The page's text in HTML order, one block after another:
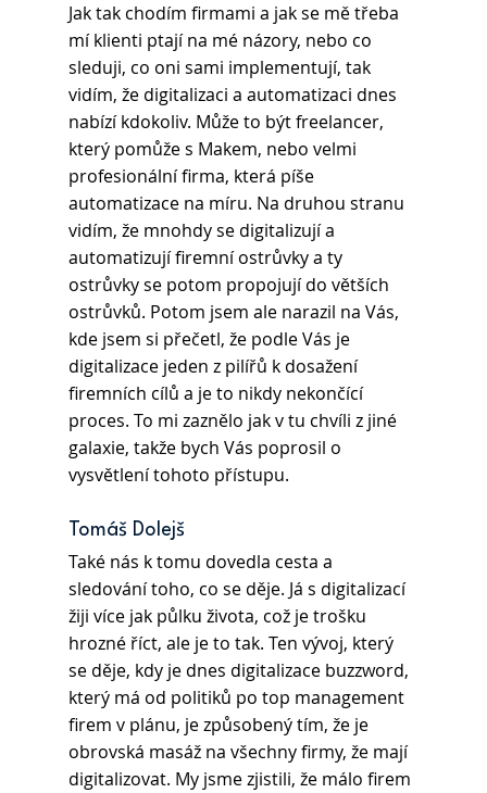
Jak tak chodím firmami a jak se mě třeba
mí klienti ptají na mé názory, nebo co
sleduji, co oni sami implementují, tak
vidím, že digitalizaci a automatizaci dnes
nabízí kdokoliv. Může to být freelancer,
který pomůže s Makem, nebo velmi
profesionální firma, která píše
automatizace na míru. Na druhou stranu
vidím, že mnohdy se digitalizují a
automatizují firemní ostrůvky a ty
ostrůvky se potom propojují do větších
ostrůvků. Potom jsem ale narazil na Vás,
kde jsem si přečetl, že podle Vás je
digitalizace jeden z pilířů k dosažení
firemních cílů a je to nikdy nekončící
proces. To mi zaznělo jak v tu chvíli z jiné
galaxie, takže bych Vás poprosil o
vysvětlení tohoto přístupu.
Tomáš Dolejš
Také nás k tomu dovedla cesta a
sledování toho, co se děje. Já s digitalizací
žiji více jak půlku života, což je trošku
hrozné říct, ale je to tak. Ten vývoj, který
se děje, kdy je dnes digitalizace buzzword,
který má od politiků po top management
firem v plánu, je způsobený tím, že je
obrovská masáž na všechny firmy, že mají
digitalizovat. My jsme zjistili, že málo firem